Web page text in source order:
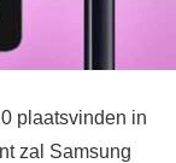
plaatsvinden in
zal Samsung